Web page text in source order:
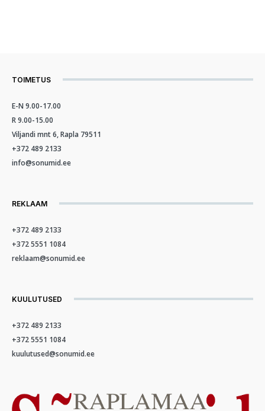
TOIMETUS
E-N 9.00-17.00
R 9.00-15.00
Viljandi mnt 6, Rapla 79511
+372 489 2133
info@sonumid.ee
REKLAAM
+372 489 2133
+372 5551 1084
reklaam@sonumid.ee
KUULUTUSED
+372 489 2133
+372 5551 1084
kuulutused@sonumid.ee